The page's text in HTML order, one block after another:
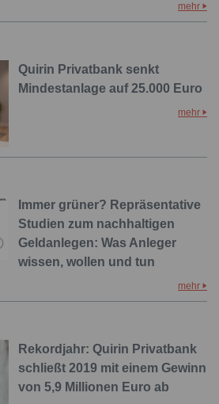
mehr
Quirin Privatbank senkt
Mindestanlage auf 25.000 Euro
mehr
Immer grüner? Repräsentative
Studien zum nachhaltigen
Geldanlegen: Was Anleger
wissen, wollen und tun
mehr
Rekordjahr: Quirin Privatbank
schließt 2019 mit einem Gewinn
von 5,9 Millionen Euro ab